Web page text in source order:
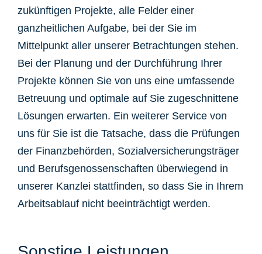
zukünftigen Projekte, alle Felder einer
ganzheitlichen Aufgabe, bei der Sie im
Mittelpunkt aller unserer Betrachtungen stehen.
Bei der Planung und der Durchführung Ihrer
Projekte können Sie von uns eine umfassende
Betreuung und optimale auf Sie zugeschnittene
Lösungen erwarten. Ein weiterer Service von
uns für Sie ist die Tatsache, dass die Prüfungen
der Finanzbehörden, Sozialversicherungsträger
und Berufsgenossenschaften überwiegend in
unserer Kanzlei stattfinden, so dass Sie in Ihrem
Arbeitsablauf nicht beeinträchtigt werden.